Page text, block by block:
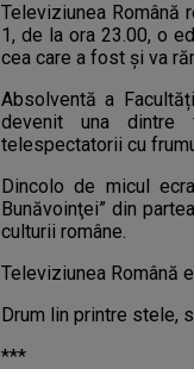
Televiziunea Română
1, de la ora 23.00, o
cea care a fost și va
Absolventă a
devenit una dintre
telespectatorii cu
Dincolo de micul
Bunăvoinţei” din
culturii române.
Televiziunea Română
Drum lin printre stele,
***